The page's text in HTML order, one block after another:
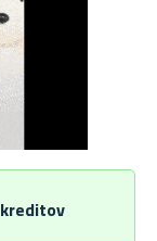
kreditov